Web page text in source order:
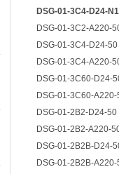
DSG-01-3C4-D24-
DSG-01-3C2-A220-
DSG-01-3C4-D24-50
DSG-01-3C4-A220-
DSG-01-3C60-D24-
DSG-01-3C60-A220-
DSG-01-2B2-D24-50
DSG-01-2B2-A220-
DSG-01-2B2B-D24-
DSG-01-2B2B-A220-